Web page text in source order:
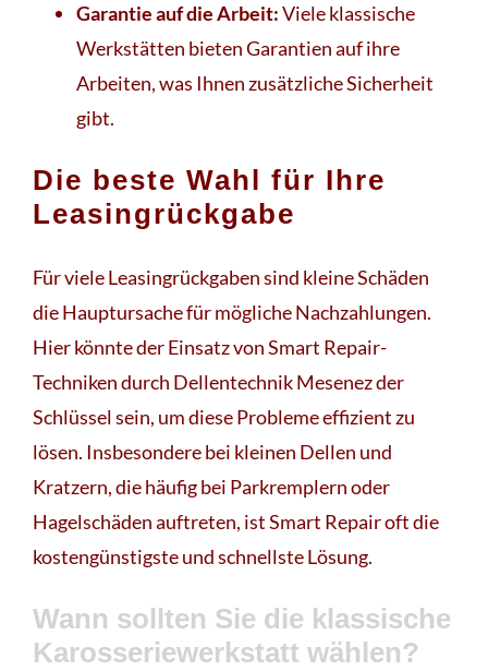
Garantie auf die Arbeit:Viele klassische
Werkstätten bieten Garantien auf ihre
Arbeiten, was Ihnen zusätzliche Sicherheit
gibt.
Die beste Wahl für Ihre
Leasingrückgabe
Für viele Leasingrückgaben sind kleine Schäden
die Hauptursache für mögliche Nachzahlungen.
Hier könnte der Einsatz von Smart Repair-
Techniken durch Dellentechnik Mesenez der
Schlüssel sein, um diese Probleme effizient zu
lösen. Insbesondere bei kleinen Dellen und
Kratzern, die häufig bei Parkremplern oder
Hagelschäden auftreten, ist Smart Repair oft die
kostengünstigste und schnellste Lösung.
Wann sollten Sie die klassische
Karosseriewerkstatt wählen?